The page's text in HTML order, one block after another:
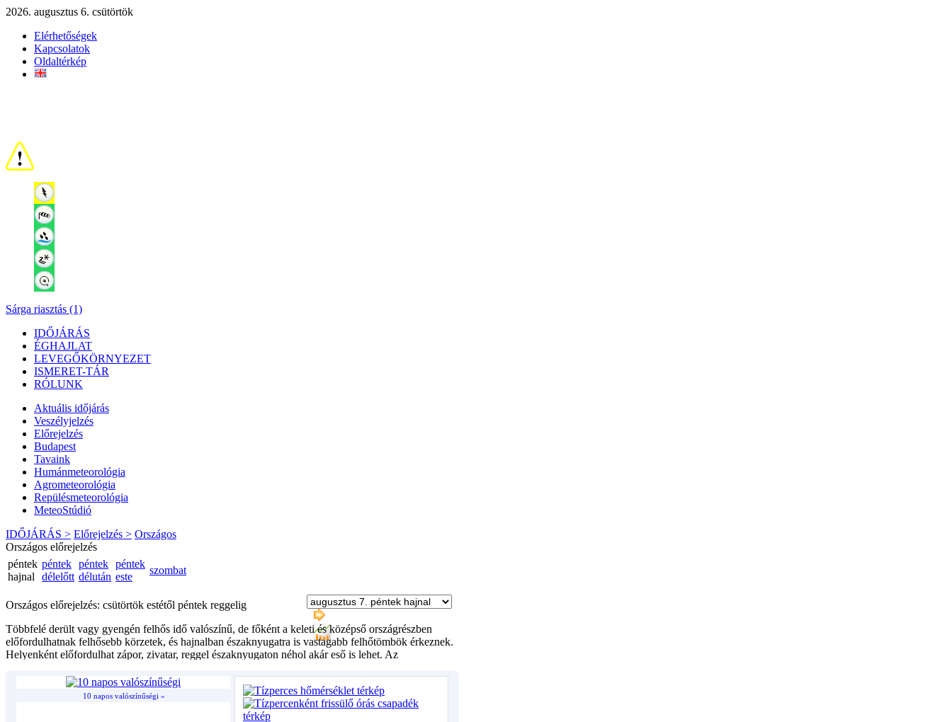
2026. augusztus 6. csütörtök
Elérhetőségek
Kapcsolatok
Oldaltérkép
Sárga riasztás (1)
IDŐJÁRÁS
ÉGHAJLAT
LEVEGŐKÖRNYEZET
ISMERET-TÁR
RÓLUNK
Aktuális időjárás
Veszélyjelzés
Előrejelzés
Budapest
Tavaink
Humánmeteorológia
Agrometeorológia
Repülésmeteorológia
MeteoStúdió
IDŐJÁRÁS > Előrejelzés > Országos
Országos előrejelzés
10 napos valószínűségi »